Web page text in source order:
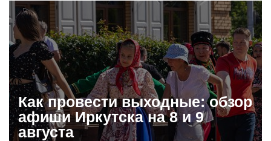
Как провести выходные: обзор
афиши Иркутска на 8 и 9
августа